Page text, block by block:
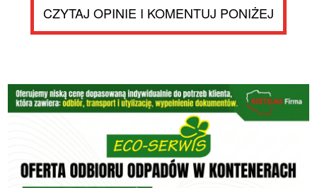
CZYTAJ OPINIE I KOMENTUJ PONIŻEJ